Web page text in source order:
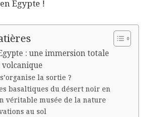
Egypte !
: une immersion totale
volcanique
la sortie ?
basaltiques du désert noir en
véritable musée de la nature
au sol